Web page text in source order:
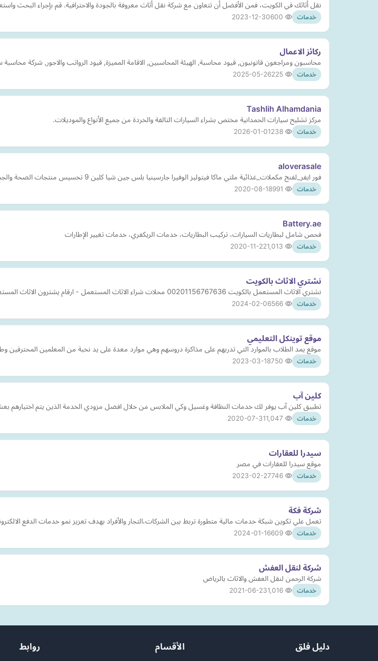
نقل أثاثك في الكويت، فمن الأفضل أن تتعاون مع شركة نقل أثاث معروفة بالجودة والاحترافية. قم بإجراء البحث
خدمات 2023-12-30
ركائز الاعمال
محاسبون ومراجعون قانونيون, قيود محاسبة, الهيئة المحاسبين, الاقامة المميزة, قيود الرواتب والاجور, شركة محاسبة
خدمات 2025-05-26
Tashlih Alhamdania
مركز تشليح سيارات الحمدانية مختص بشراء السيارات التالفة والخردة من جميع الأنواع والموديلات.
خدمات 2026-01-01
aloverasale
فور ايفر_لفنج مكملات_غذائية ملتي ماكا فيتوليز الوفيرا جارسينيا بلس جين شيا كلين 9 تخسيس منتجات الصحة والجمال عسل فوريفر فوريفر الامريكية تخسيس الوزن
خدمات 2020-08-18
Battery.ae
فحص شامل لبطاريات السيارات، تركيب البطاريات، خدمات الريكفري، خدمات تغيير الإطارات
خدمات 2020-11-22
نشتري الاثاث بالكويت
نشتري الاثاث المستعمل بالكويت 00201156767636 محلات شراء الاثاث المستعمل - ارقام يشترون الاثاث المستعمل - شراء الاثاث المستعمل بالكويت
خدمات 2024-02-06
موقع توينكل التعليمي
موقع يمد الطلاب بالموارد التي تدربهم على مذاكرة دروسهم وهي موارد معدة على يد نخبة من المعلمين المحترفين
خدمات 2023-03-18
كلين آب
تطبيق كلين آب يوفر لك خدمات النظافة وغسيل وكي الملابس من خلال افضل مزودي الخدمة الذين يتم اختيارهم
خدمات 2020-07-31
سيدرا للعقارات
موقع سيدرا للعقارات في مصر
خدمات 2023-02-27
شركة فكة
تعمل علي تكوين شبكة خدمات مالية متطورة تربط بين الشركات،التجار والأفراد بهدف تعزيز نمو خدمات الدفع
خدمات 2024-01-16
شركة لنقل العفش
شركة الرحمن لنقل العفش والاثاث بالرياض
خدمات 2021-06-23
دليل فلق الأقسام روابط